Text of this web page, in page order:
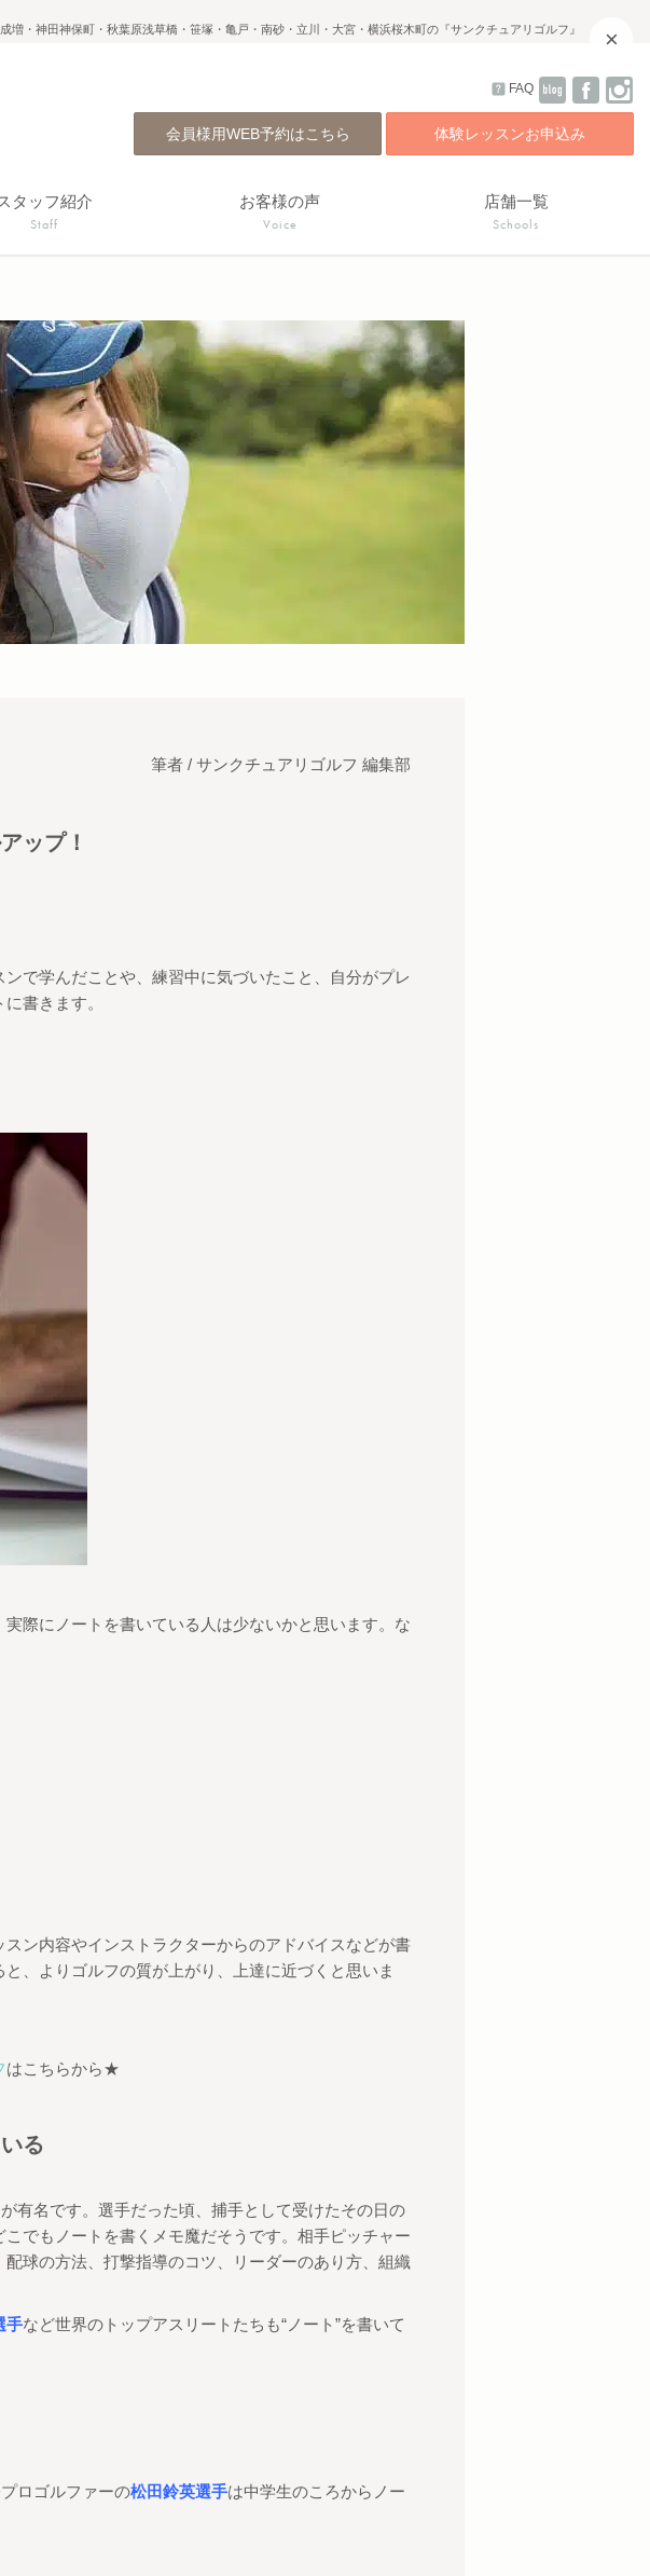
・神田神保町・秋葉原浅草橋・笹塚・亀戸・南砂・立川・大宮・横浜桜木町の『サンクチュアリゴルフ』
FAQ
会員様用WEB予約はこちら 体験レッスンお申込み
タッフ紹介
Staff
お客様の声
Voice
店舗一覧
Schools
筆者 / サンクチュアリゴルフ 編集部
ップ！
ンで学んだことや、練習中に気づいたこと、
自分がプレ
書きます。
実際にノートを書いている人は少ないかと思います。 な
スン内容やインストラクターからのアドバイスなどが書
、よりゴルフの質が上がり、上達に近づくと思いま
はこちらから★
る
が有名です。 選手だった頃、捕手として受けたその日の
でもノートを書くメモ魔だそうです。 相手ピッチャー
球の方法、打撃指導のコツ、リーダーのあり方、組織
手など世界のトップアスリートたちも“ ノート”を書いて
ロゴルファーの松田鈴英選手は中学生のころからノー
×